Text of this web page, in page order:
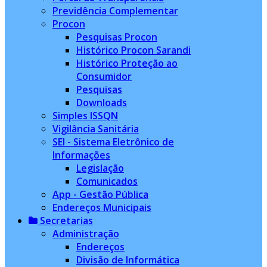
Previdência Complementar
Procon
Pesquisas Procon
Histórico Procon Sarandi
Histórico Proteção ao
Consumidor
Pesquisas
Downloads
Simples ISSQN
Vigilância Sanitária
SEI - Sistema Eletrônico de
Informações
Legislação
Comunicados
App - Gestão Pública
Endereços Municipais
Secretarias
Administração
Endereços
Divisão de Informática